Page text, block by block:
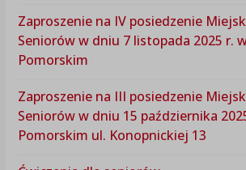
Zaproszenie na IV posiedzenie
Seniorów w dniu 7 listopada 2025 r.
Pomorskim
Zaproszenie na III posiedzenie
Seniorów w dniu 15 października
Pomorskim ul. Konopnickiej 13